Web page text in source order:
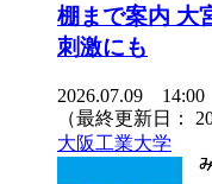
棚まで案内 大
刺激にも
2026.07.09 14:00
（最終更新日：
大阪工業大学